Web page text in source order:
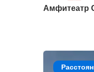
Амфитеатр